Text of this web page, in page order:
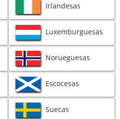
Irlandesas
Luxemburguesas
Norueguesas
Escocesas
Suecas